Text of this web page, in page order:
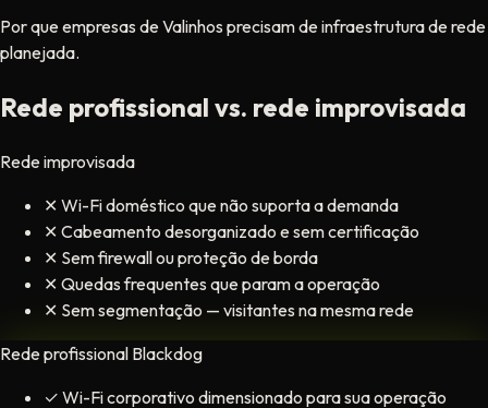
Por que empresas de Valinhos precisam de infraestrutura de rede
planejada.
Rede profissional vs. rede improvisada
Rede improvisada
✕ Wi-Fi doméstico que não suporta a demanda
✕ Cabeamento desorganizado e sem certificação
✕ Sem firewall ou proteção de borda
✕ Quedas frequentes que param a operação
✕ Sem segmentação — visitantes na mesma rede
Rede profissional Blackdog
✓ Wi-Fi corporativo dimensionado para sua operação